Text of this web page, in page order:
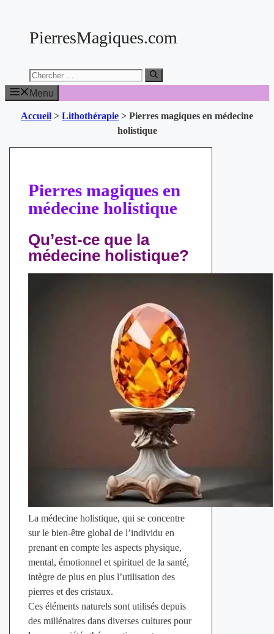
contenuPierresMagiques.com
Chercher:
Menu
Accueil > Lithothérapie > Pierres magiques en médecine
holistique
Pierres magiques en
médecine holistique
Qu’est-ce que la
médecine holistique?
La médecine holistique, qui se concentre
sur le bien-être global de l’individu en
prenant en compte les aspects physique,
mental, émotionnel et spirituel de la santé,
intègre de plus en plus l’utilisation des
pierres et des cristaux.
Ces éléments naturels sont utilisés depuis
des millénaires dans diverses cultures pour